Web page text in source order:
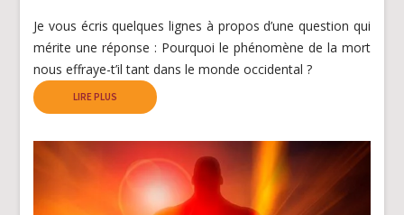
Je vous écris quelques lignes à propos d’une question qui
mérite une réponse : Pourquoi le phénomène de la mort
nous effraye-t’il tant dans le monde occidental ?
LIRE PLUS